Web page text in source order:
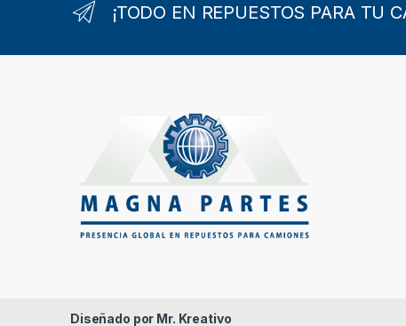
¡TODO EN REPUESTOS PARA TU
Diseñado por Mr. Kreativo